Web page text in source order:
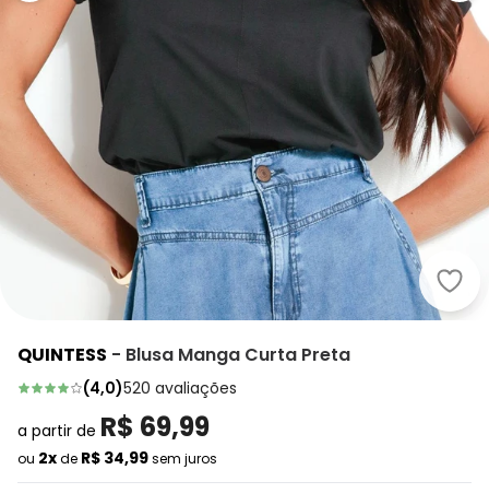
QUINTESS - Blusa Manga Curta Preta
(4,0)520 avaliações
a partir de R$ 69,99
ou 2xde R$ 34,99sem juros